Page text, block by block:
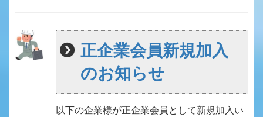
正企業会員新規加入
のお知らせ
以下の企業様が正企業会員として新規加入い